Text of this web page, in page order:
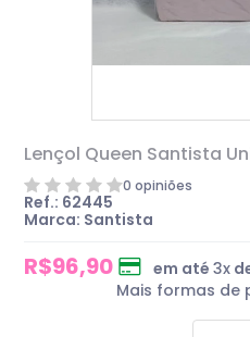
Lençol Queen Santista
0 opiniões
Ref.: 62445
Marca: Santista
R$96,90 em até3x
Mais formas de